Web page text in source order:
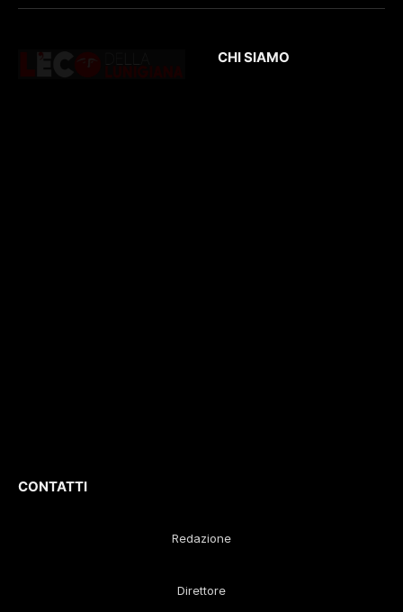
CHI SIAMO
CONTATTI
Redazione
Direttore